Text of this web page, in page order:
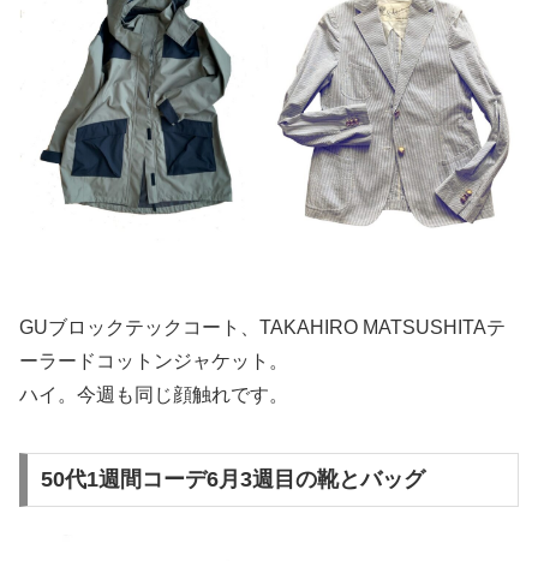
GUブロックテックコート、TAKAHIRO MATSUSHITAテ
ーラードコットンジャケット。
ハイ。今週も同じ顔触れです。
50代1週間コーデ6月3週目の靴とバッグ